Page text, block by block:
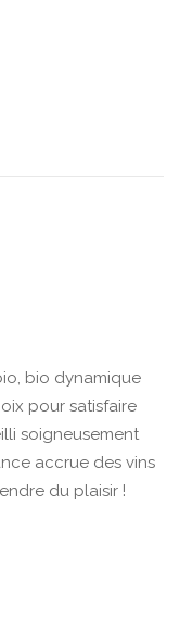
bio dynamique
pour satisfaire
soigneusement
accrue des vins
du plaisir !